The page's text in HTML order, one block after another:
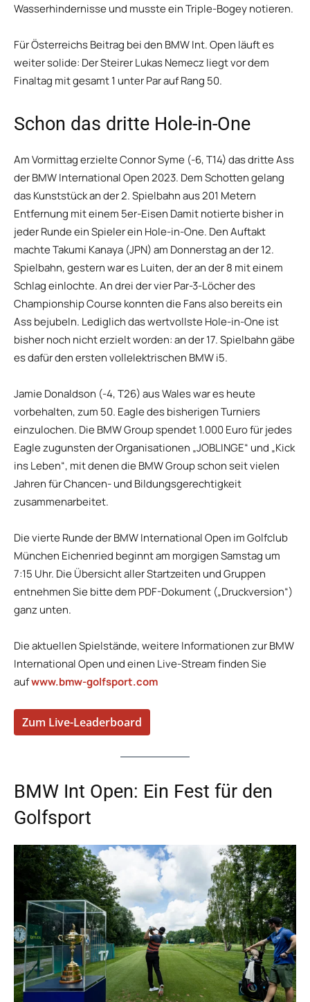
Wasserhindernisse und musste ein Triple-Bogey notieren.
Für Österreichs Beitrag bei den BMW Int. Open läuft es
weiter solide: Der Steirer Lukas Nemecz liegt vor dem
Finaltag mit gesamt 1 unter Par auf Rang 50.
Schon das dritte Hole-in-One
Am Vormittag erzielte Connor Syme (-6, T14) das dritte Ass
der BMW International Open 2023. Dem Schotten gelang
das Kunststück an der 2. Spielbahn aus 201 Metern
Entfernung mit einem 5er-Eisen Damit notierte bisher in
jeder Runde ein Spieler ein Hole-in-One. Den Auftakt
machte Takumi Kanaya (JPN) am Donnerstag an der 12.
Spielbahn, gestern war es Luiten, der an der 8 mit einem
Schlag einlochte. An drei der vier Par-3-Löcher des
Championship Course konnten die Fans also bereits ein
Ass bejubeln. Lediglich das wertvollste Hole-in-One ist
bisher noch nicht erzielt worden: an der 17. Spielbahn gäbe
es dafür den ersten vollelektrischen BMW i5.
Jamie Donaldson (-4, T26) aus Wales war es heute
vorbehalten, zum 50. Eagle des bisherigen Turniers
einzulochen. Die BMW Group spendet 1.000 Euro für jedes
Eagle zugunsten der Organisationen „JOBLINGE“ und „Kick
ins Leben“, mit denen die BMW Group schon seit vielen
Jahren für Chancen- und Bildungsgerechtigkeit
zusammenarbeitet.
Die vierte Runde der BMW International Open im Golfclub
München Eichenried beginnt am morgigen Samstag um
7:15 Uhr. Die Übersicht aller Startzeiten und Gruppen
entnehmen Sie bitte dem PDF-Dokument („Druckversion“)
ganz unten.
Die aktuellen Spielstände, weitere Informationen zur BMW
International Open und einen Live-Stream finden Sie
aufwww.bmw-golfsport.com
Zum Live-Leaderboard
BMW Int Open: Ein Fest für den
Golfsport